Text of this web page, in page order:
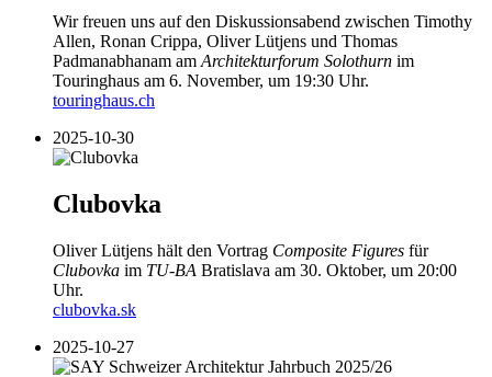
Wir freuen uns auf den Diskussionsabend zwischen Timothy
Allen, Ronan Crippa, Oliver Lütjens und Thomas
Padmanabhanam am Architekturforum Solothurn im
Touringhaus am 6. November, um 19:30 Uhr.
touringhaus.ch
2025-10-30
Clubovka
Oliver Lütjens hält den Vortrag Composite Figures für
Clubovka im TU-BA Bratislava am 30. Oktober, um 20:00
Uhr.
clubovka.sk
2025-10-27